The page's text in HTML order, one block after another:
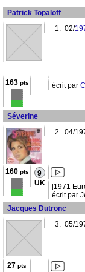
Patrick Topaloff
1. 02/
163pts écrit par
Séverine
2. 04/
160pts 9
UK
[1971
écrit par
Jacques Dutronc
3. 05/
27 pts